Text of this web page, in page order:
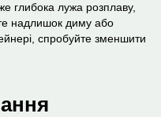
глибока лужа розплаву,
надлишок диму або
спробуйте зменшити